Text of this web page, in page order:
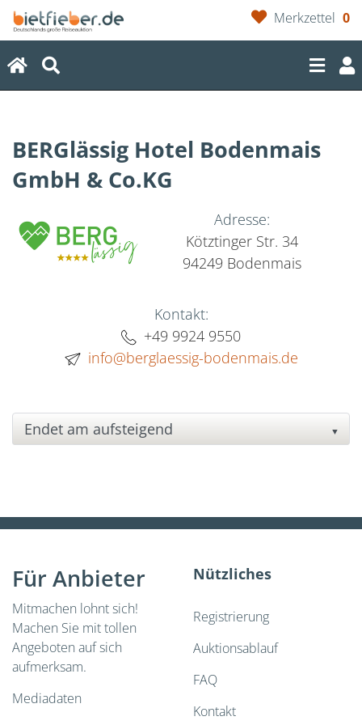
Merkzettel 0
(current)
BERGlässig Hotel Bodenmais
GmbH & Co.KG
Adresse:
Kötztinger Str. 34
94249 Bodenmais
Kontakt:
+49 9924 9550
info@berglaessig-bodenmais.de
▼
Für Anbieter
Mitmachen lohnt sich!
Machen Sie mit tollen
Angeboten auf sich
aufmerksam.
Mediadaten
Nützliches
Registrierung
Auktionsablauf
FAQ
Kontakt